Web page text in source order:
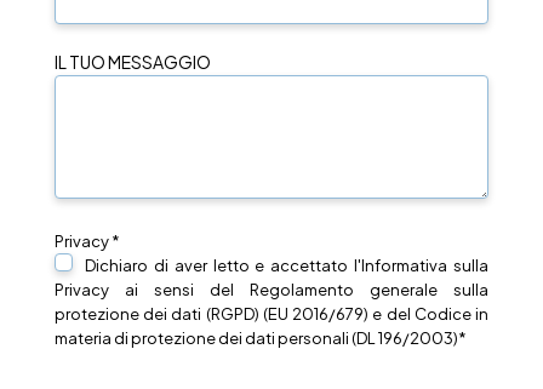
IL TUO MESSAGGIO
Privacy *
Dichiaro di aver letto e accettato l'Informativa sulla
Privacy ai sensi del Regolamento generale sulla
protezione dei dati (RGPD) (EU 2016/679) e del Codice in
materia di protezione dei dati personali (DL 196/2003)*